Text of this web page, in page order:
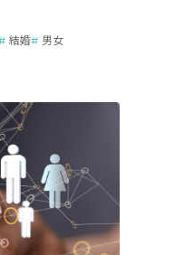
結婚 男女